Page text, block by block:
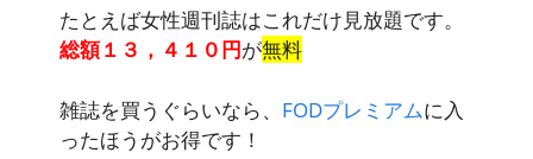
たとえば女性週刊誌はこれだけ見放題です。
総額１３，４１０円が無料
雑誌を買うぐらいなら、 FODプレミアムに入
ったほうがお得です！